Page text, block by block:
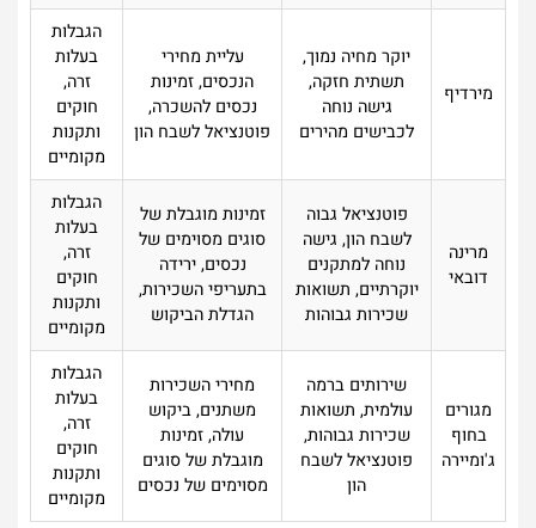
מירדיף
יוקר מחיה נמוך,
תשתית חזקה,
גישה נוחה
לכבישים מהירים
עליית מחירי
הנכסים, זמינות
נכסים להשכרה,
פוטנציאל לשבח הון
הגבלות
בעלות
זרה,
חוקים
ותקנות
מקומיים
מרינה
דובאי
פוטנציאל גבוה
לשבח הון, גישה
נוחה למתקנים
יוקרתיים, תשואות
שכירות גבוהות
זמינות מוגבלת של
סוגים מסוימים של
נכסים, ירידה
בתעריפי השכירות,
הגדלת הביקוש
הגבלות
בעלות
זרה,
חוקים
ותקנות
מקומיים
מגורים
בחוף
ג'ומיירה
שירותים ברמה
עולמית, תשואות
שכירות גבוהות,
פוטנציאל לשבח
הון
מחירי השכירות
משתנים, ביקוש
עולה, זמינות
מוגבלת של סוגים
מסוימים של נכסים
הגבלות
בעלות
זרה,
חוקים
ותקנות
מקומיים